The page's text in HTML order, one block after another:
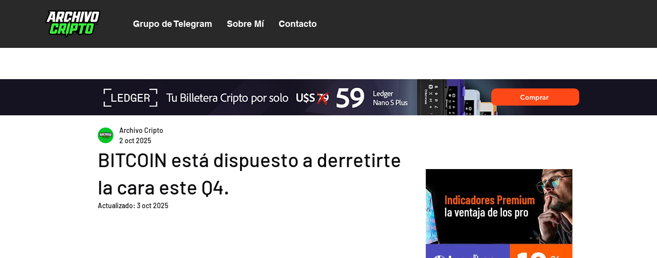
Grupo de Telegram Sobre Mí Contacto
Comprar
BITCOIN está dispuesto a derretirte
la cara este Q4.
Archivo Cripto
2 oct 2025
Actualizado: 3 oct 2025